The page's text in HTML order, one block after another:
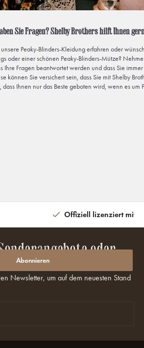
Sie Fragen? Shelby Brothers hilft Ihnen
Peaky-Blinders-Kleidung erfahren oder
oder einer schönen Peaky-Blinders-Mütze?
Ihre Fragen beantwortet werden und dass Sie
können Sie versichert sein, dass Sie mit Shelby
dass Ihnen nur das Beste geboten wird, wenn es um
Offiziell lizenziert mit
oder
Newsletter, um auf dem neuesten Stand
Abonnieren